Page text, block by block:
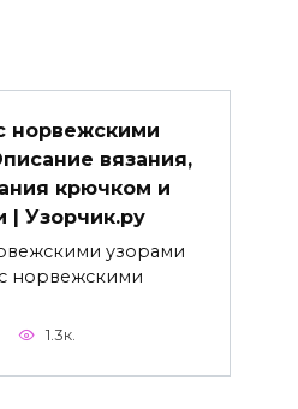
норвежскими
вязания,
крючком и
| Узорчик.ру
узорами
норвежскими
1.3к.